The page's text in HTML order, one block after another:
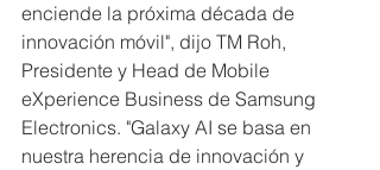
enciende la próxima década de
innovación móvil", dijo TM Roh,
Presidente y Head de Mobile
eXperience Business de Samsung
Electronics. "Galaxy AI se basa en
nuestra herencia de innovación y